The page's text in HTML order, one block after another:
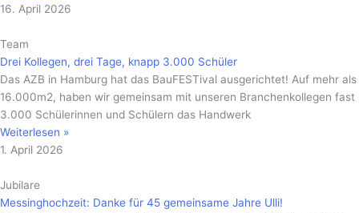
16. April 2026
Team
Drei Kollegen, drei Tage, knapp 3.000 Schüler
Das AZB in Hamburg hat das BauFESTival ausgerichtet! Auf mehr als
16.000m2, haben wir gemeinsam mit unseren Branchenkollegen fast
3.000 Schülerinnen und Schülern das Handwerk
Weiterlesen »
1. April 2026
Jubilare
Messinghochzeit: Danke für 45 gemeinsame Jahre Ulli!